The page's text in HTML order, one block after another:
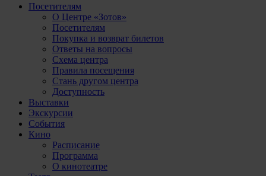
Посетителям
О Центре «Зотов»
Посетителям
Покупка и возврат билетов
Ответы на вопросы
Схема центра
Правила посещения
Стань другом центра
Доступность
Выставки
Экскурсии
События
Кино
Расписание
Программа
О кинотеатре